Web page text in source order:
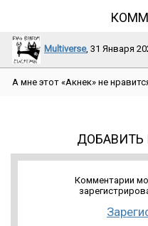
Multiverse, 31 Января
А мне этот «Акнек» не
Комментарии